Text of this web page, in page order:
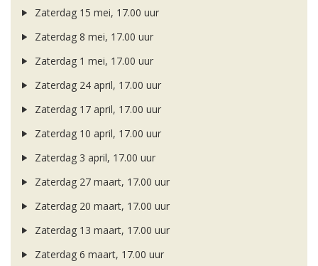
Zaterdag 15 mei, 17.00 uur
Zaterdag 8 mei, 17.00 uur
Zaterdag 1 mei, 17.00 uur
Zaterdag 24 april, 17.00 uur
Zaterdag 17 april, 17.00 uur
Zaterdag 10 april, 17.00 uur
Zaterdag 3 april, 17.00 uur
Zaterdag 27 maart, 17.00 uur
Zaterdag 20 maart, 17.00 uur
Zaterdag 13 maart, 17.00 uur
Zaterdag 6 maart, 17.00 uur